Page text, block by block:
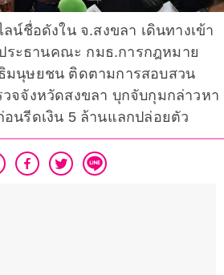
น์ชื่อดังใน จ.สงขลา เดินทางเข้า
ระธานคณะ กมธ.การกฎหมาย
มนุษยชน ติดตามการสอบสวน
วจจังหวัดสงขลา บุกจับกุมกล่าวหา
นรีดเงิน 5 ล้านแลกปล่อยตัว